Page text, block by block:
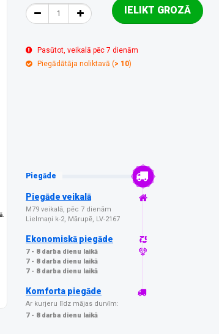
IELIKT GROZĀ
Pasūtot, veikalā pēc 7 dienām
Piegādātāja noliktavā (> 10)
Piegāde
Piegāde veikalā
M79 veikalā, pēc 7 dienām
Lielmaņi k-2, Mārupē, LV-2167
Ekonomiskā piegāde
7 - 8 darba dienu laikā
7 - 8 darba dienu laikā
7 - 8 darba dienu laikā
Komforta piegāde
Ar kurjeru līdz mājas durvīm:
7 - 8 darba dienu laikā